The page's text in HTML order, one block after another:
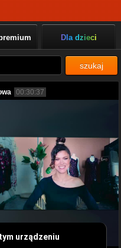
Dla dzieci
szukaj
00:30:37
urządzeniu